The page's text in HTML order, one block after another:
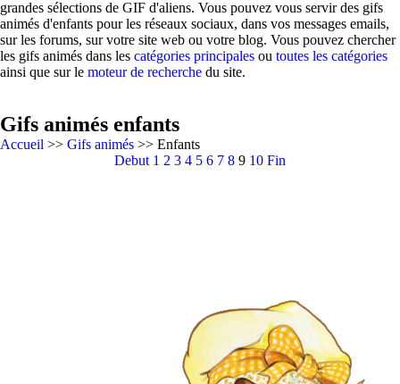
grandes sélections de GIF d'aliens. Vous pouvez vous servir des gifs
animés d'enfants pour les réseaux sociaux, dans vos messages emails,
sur les forums, sur votre site web ou votre blog. Vous pouvez chercher
les gifs animés dans les catégories principales ou toutes les catégories
ainsi que sur le moteur de recherche du site.
Gifs animés enfants
Accueil >> Gifs animés >> Enfants
Debut 1 2 3 4 5 6 7 8 9 10 Fin